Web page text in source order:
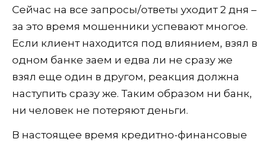
Сейчас на все запросы/ответы уходит 2 дня –
за это время мошенники успевают многое.
Если клиент находится под влиянием, взял в
одном банке заем и едва ли не сразу же
взял еще один в другом, реакция должна
наступить сразу же. Таким образом ни банк,
ни человек не потеряют деньги.
В настоящее время кредитно-финансовые